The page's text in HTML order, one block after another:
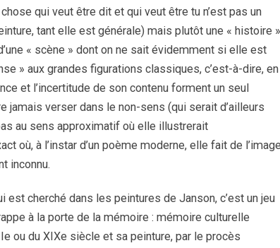
qui veut être dit et qui veut être tu n’est pas un
tant elle est générale) mais plutôt une « histoire »
« scène » dont on ne sait évidemment si elle est
» aux grandes figurations classiques, c’est-à-dire, en
et l’incertitude de son contenu forment un seul
verser dans le non-sens (qui serait d’ailleurs
au sens approximatif où elle illustrerait
où, à l’instar d’un poème moderne, elle fait de l’image
inconnu.
cherché dans les peintures de Janson, c’est un jeu
à la porte de la mémoire : mémoire culturelle
ou du XIXe siècle et sa peinture, par le procès